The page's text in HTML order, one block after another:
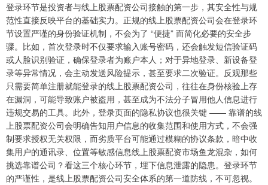
登录环节是投资者与线上股票配资公司接触的第一步，其安全性与规
范性直接反映平台的基础实力。正规的线上股票配资公司会在登录环
节设置严谨的身份验证机制，不会为了 “便捷” 而简化必要的安全步
骤。比如，首次登录时不仅要求输入账号密码，还会触发短信验证码
或人脸识别验证，确保登录者为账户本人；对于异地登录、新设备登
录等异常情况，会主动发送风险提示，甚至要求二次验证。反观那些
只需要简单注册就能登录的线上股票配资公司，往往在身份核验上存
在漏洞，可能导致账户被盗用，甚至成为不法分子冒用他人信息进行
违规交易的工具。此外，登录页面的隐私协议也很关键 —— 靠谱的线
上股票配资公司会明确告知用户信息的收集范围和使用方式，不会强
制要求授权无关权限，而劣质平台可能通过模糊的协议条款，暗中收
集用户的通讯录、位置等敏感信息线上股票配资市场鱼龙混杂，如何
挑选靠谱公司？看这三个核心环节，埋下信息泄露的隐患。登录环节
的严谨性，是线上股票配资公司安全体系的第一道防线，不可忽视。​